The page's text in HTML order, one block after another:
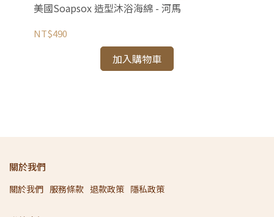
美國Soapsox 造型沐浴海綿 - 河馬
NT$490
加入購物車
關於我們
關於我們 服務條款 退款政策 隱私政策